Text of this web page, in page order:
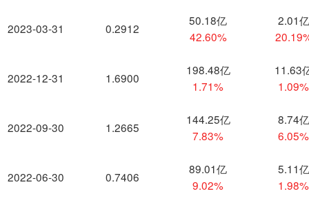
2023-03-31
2022-12-31
2022-09-30
2022-06-30
0.2912
50.18亿
42.60%
2.01亿
1.6900
198.48亿
1.71%
11.63
1.09%
1.2665
144.25亿
7.83%
8.74亿
6.05%
0.7406
89.01亿
9.02%
5.11亿
1.98%